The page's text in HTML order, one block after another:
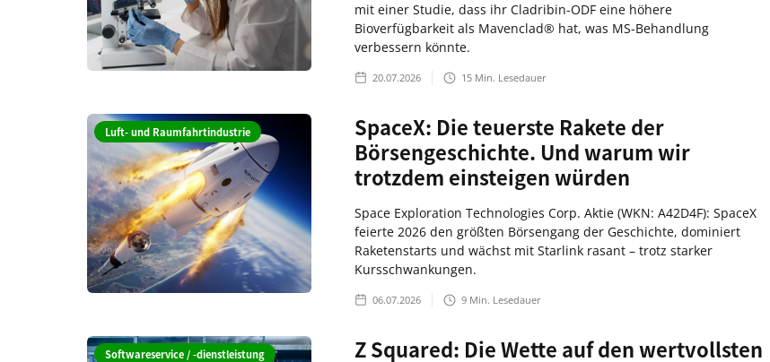
mit einer Studie, dass ihr Cladribin-ODF eine höhere
Bioverfügbarkeit als Mavenclad® hat, was MS-Behandlung
verbessern könnte.
20.07.2026 15 Min. Lesedauer
Luft- und Raumfahrtindustrie
SpaceX: Die teuerste Rakete der
Börsengeschichte. Und warum wir
trotzdem einsteigen würden
Space Exploration Technologies Corp. Aktie (WKN: A42D4F): SpaceX
feierte 2026 den größten Börsengang der Geschichte, dominiert
Raketenstarts und wächst mit Starlink rasant – trotz starker
Kursschwankungen.
06.07.2026 9 Min. Lesedauer
Softwareservice / -dienstleistung
Z Squared: Die Wette auf den wertvollsten